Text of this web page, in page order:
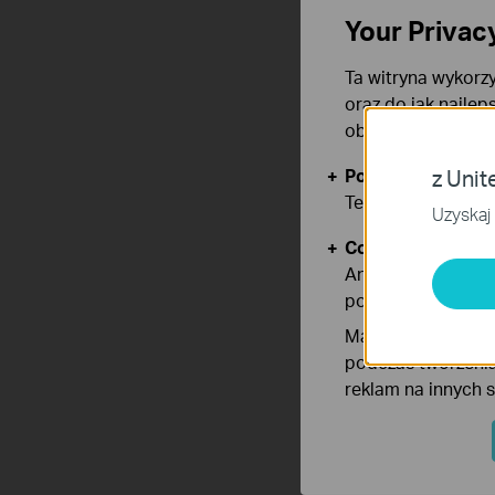
z
Your
Ta witryna
oraz do jak
obsługę plików
Podstawowe
Te pliki cookies
Cookies
Analiza - Te pliki
poprawę i
Marketing - Te
podczas
reklam na innych